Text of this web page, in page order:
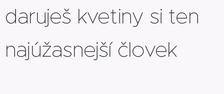
daruješ kvetiny si ten
najúžasnejší človek